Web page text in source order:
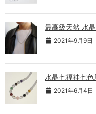
最高級天然 水
2021年9月9日
水晶七福神七色
2021年6月4日